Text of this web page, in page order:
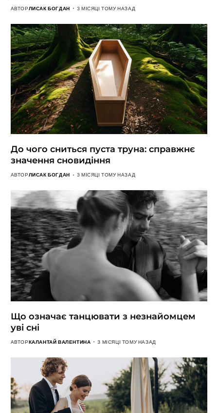
АВТОРЛИСАК БОГДАН 3 МІСЯЦІ ТОМУ НАЗАД
До чого сниться пуста труна: справжнє
значення сновидіння
АВТОРЛИСАК БОГДАН 3 МІСЯЦІ ТОМУ НАЗАД
Що означає танцювати з незнайомцем
уві сні
АВТОРКАЛАНТАЙ ВАЛЕНТИНА 3 МІСЯЦІ ТОМУ НАЗАД